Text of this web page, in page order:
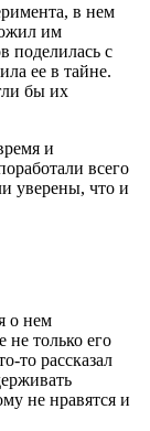
в нем
им
поделилась с
ее в тайне.
бы их
и
всего
уверены, что и
о нем
не только его
то рассказал
не нравятся и